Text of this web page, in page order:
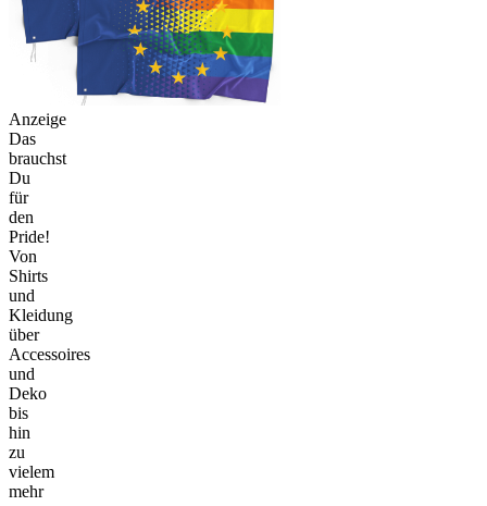
Anzeige
Das
brauchst
Du
für
den
Pride!
Von
Shirts
und
Kleidung
über
Accessoires
und
Deko
bis
hin
zu
vielem
mehr